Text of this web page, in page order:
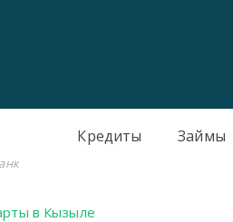
Кредиты Займы
в Кызыле